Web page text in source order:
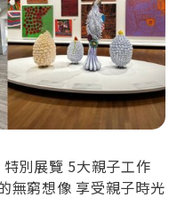
別展覽 5大親子工作
無窮想像 享受親子時光